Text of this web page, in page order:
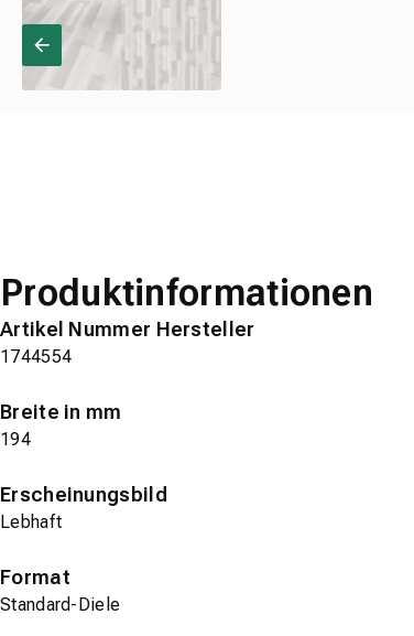
Produktinformationen
Artikel Nummer Hersteller
1744554
Breite in mm
194
Erscheinungsbild
Lebhaft
Format
Standard-Diele